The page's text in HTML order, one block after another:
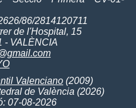
86/2814120711
de l'Hospital, 15
- VALÈNCIA
Valenciano (2009)
de València (2026)
07-08-2026